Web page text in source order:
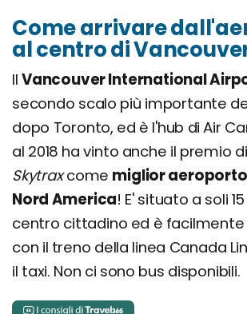
Come arrivare
al centro di
Il Vancouver International
secondo scalo più importante
dopo Toronto, ed è l'hub di Air
al 2018 ha vinto anche il premio
Skytraxcome miglior
Nord America! E' situato a soli
centro cittadino ed è facilmente
con il treno della linea Canada
il taxi. Non ci sono bus disponibili.